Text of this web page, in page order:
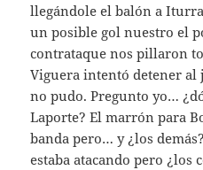
llegándole el balón a
un posible gol nuestro el
contrataque nos pillaron
Viguera intentó detener
no pudo. Pregunto yo…
Laporte? El marrón para
banda pero… y ¿los
estaba atacando pero ¿los